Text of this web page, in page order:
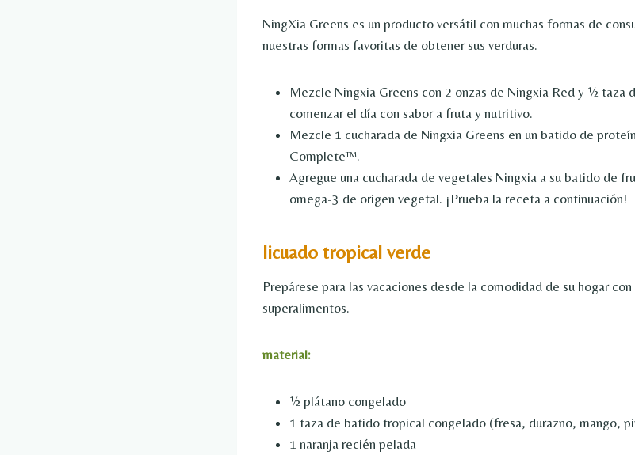
NingXia Greens es un producto versátil con muchas formas de
nuestras formas favoritas de obtener sus verduras.
Mezcle Ningxia Greens con 2 onzas de Ningxia Red y ½ taza
comenzar el día con sabor a fruta y nutritivo.
Mezcle 1 cucharada de Ningxia Greens en un batido de
Complete™.
Agregue una cucharada de vegetales Ningxia a su batido de
omega-3 de origen vegetal. ¡Prueba la receta a continuación!
licuado tropical verde
Prepárese para las vacaciones desde la comodidad de su hogar
superalimentos.
material:
½ plátano congelado
1 taza de batido tropical congelado (fresa, durazno, mango,
1 naranja recién pelada